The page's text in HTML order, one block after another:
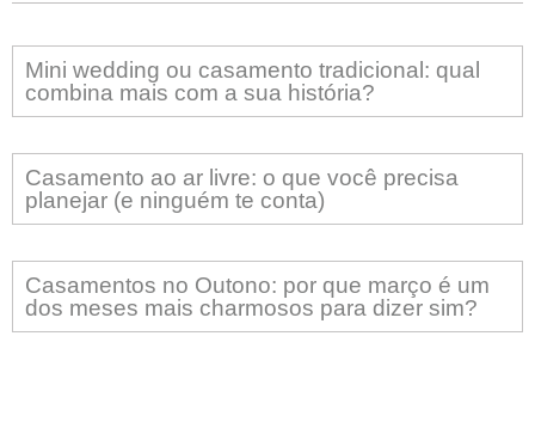
Mini wedding ou casamento tradicional: qual
combina mais com a sua história?
Casamento ao ar livre: o que você precisa
planejar (e ninguém te conta)
Casamentos no Outono: por que março é um
dos meses mais charmosos para dizer sim?